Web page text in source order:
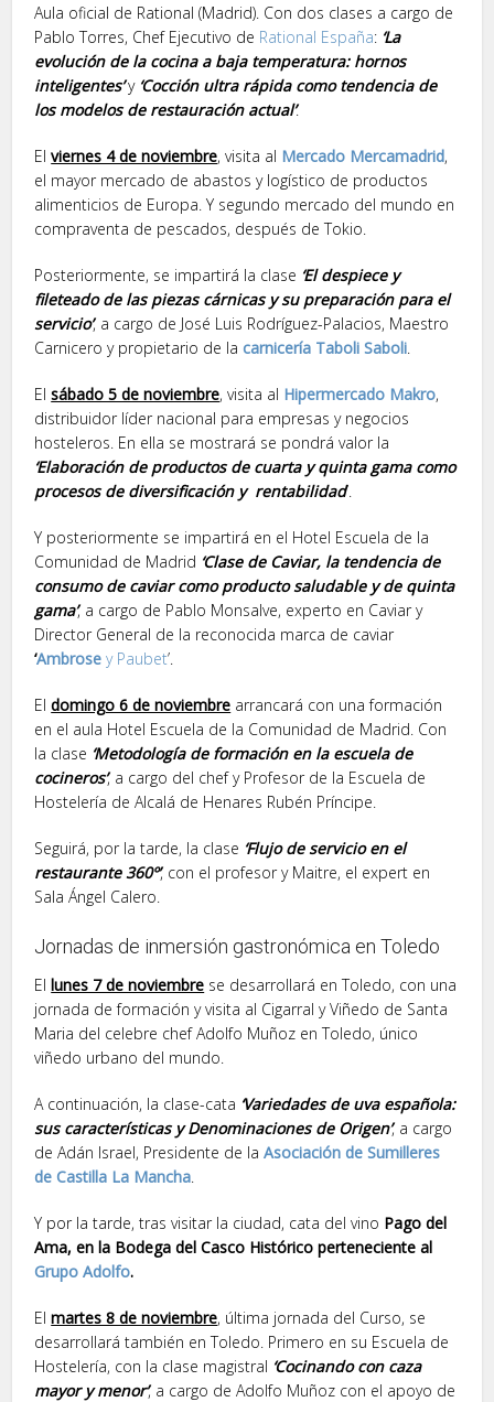
Aula oficial de Rational (Madrid). Con dos clases a cargo de
Pablo Torres, Chef Ejecutivo de Rational España: ‘La
evolución de la cocina a baja temperatura: hornos
inteligentes’y ‘Cocción ultra rápida como tendencia de
los modelos de restauración actual’.
Elviernes 4 de noviembre, visita al Mercado Mercamadrid,
el mayor mercado de abastos y logístico de productos
alimenticios de Europa. Y segundo mercado del mundo en
compraventa de pescados, después de Tokio.
Posteriormente, se impartirá la clase ‘El despiece y
fileteado de las piezas cárnicas y su preparación para el
servicio’, a cargo de José Luis Rodríguez-Palacios, Maestro
Carnicero y propietario de lacarnicería Taboli Saboli
Elsábado 5 de noviembre, visita al Hipermercado Makro,
distribuidor líder nacional para empresas y negocios
hosteleros. En ella se mostrará se pondrá valor la
‘Elaboración de productos de cuarta y quinta gama como
procesos de diversificación y rentabilidad’.
Y posteriormente se impartirá en el Hotel Escuela de la
Comunidad de Madrid ‘Clase de Caviar, la tendencia de
consumo de caviar como producto saludable y de quinta
gama’, a cargo de Pablo Monsalve, experto en Caviar y
Director General de la reconocida marca de caviar
‘Ambrose y Paubet’.
Eldomingo 6 de noviembre arrancará con una formación
en el aula Hotel Escuela de la Comunidad de Madrid. Con
la clase ‘Metodología de formación en la escuela de
cocineros’, a cargo del chef y Profesor de la Escuela de
Hostelería de Alcalá de Henares Rubén Príncipe.
Seguirá, por la tarde, la clase ‘Flujo de servicio en el
restaurante 360º’, con el profesor y Maitre, el expert en
Sala Ángel Calero.
Jornadas de inmersión gastronómica en Toledo
Ellunes 7 de noviembre se desarrollará en Toledo, con una
jornada de formación y visita al Cigarral y Viñedo de Santa
Maria del celebre chef Adolfo Muñoz en Toledo, único
viñedo urbano del mundo.
A continuación, la clase-cata ‘Variedades de uva española:
sus características y Denominaciones de Origen’, a cargo
de Adán Israel, Presidente de laAsociación de Sumilleres
de Castilla La Mancha
Y por la tarde, tras visitar la ciudad, cata del vino Pago del
Ama, en la Bodega del Casco Histórico perteneciente al
Grupo Adolfo.
El martes 8 de noviembre, última jornada del Curso, se
desarrollará también en Toledo. Primero en su Escuela de
Hostelería, con la clase magistral ‘Cocinando con caza
mayor y menor’, a cargo de Adolfo Muñoz con el apoyo de